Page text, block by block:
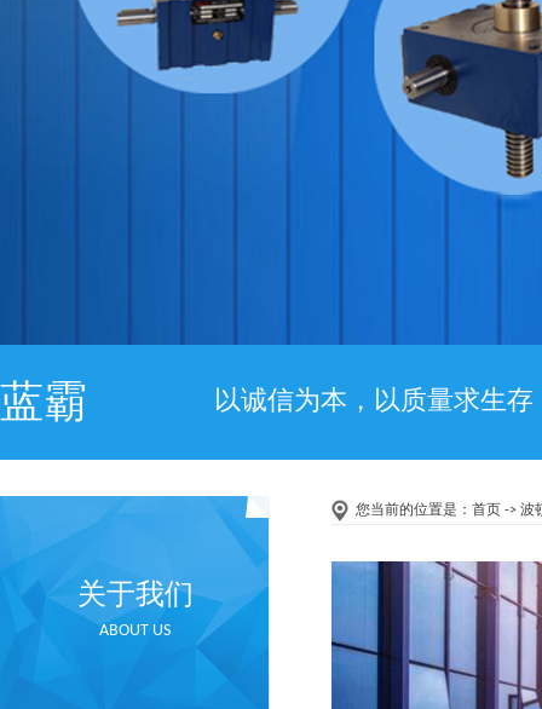
蓝霸 以诚信为本，以质量求生存
关于我们
ABOUT US
您当前的位置是： 首页 -> 波